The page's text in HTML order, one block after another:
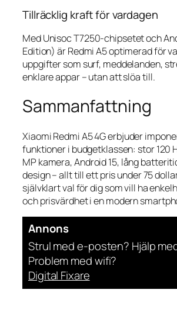
Tillräcklig kraft för vardagen
Med Unisoc T7250-chipsetet och
Edition) är Redmi A5 optimerad för
uppgifter som surf, meddelanden,
enklare appar – utan att slöa till.
Sammanfattning
Xiaomi Redmi A5 4G erbjuder
funktioner i budgetklassen: stor 120
MP kamera, Android 15, lång
design – allt till ett pris under 75
självklart val för dig som vill ha
och prisvärdhet i en modern
Annons
Strul med e-posten? Hjälp
Problem med wifi?
Digital Fixare